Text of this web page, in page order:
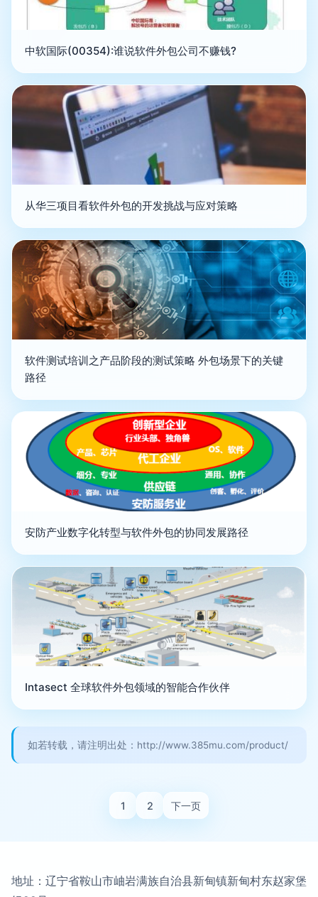
中软国际(00354):谁说软件外包公司不赚钱?
从华三项目看软件外包的开发挑战与应对策略
软件测试培训之产品阶段的测试策略 外包场景下的关键
路径
安防产业数字化转型与软件外包的协同发展路径
Intasect 全球软件外包领域的智能合作伙伴
如若转载，请注明出处：http://www.385mu.com/product/
1 2 下一页
地址：辽宁省鞍山市岫岩满族自治县新甸镇新甸村东赵家堡